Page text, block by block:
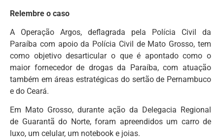
Relembre o caso
A Operação Argos, deflagrada pela Polícia Civil da
Paraíba com apoio da Polícia Civil de Mato Grosso, tem
como objetivo desarticular o que é apontado como o
maior fornecedor de drogas da Paraíba, com atuação
também em áreas estratégicas do sertão de Pernambuco
e do Ceará.
Em Mato Grosso, durante ação da Delegacia Regional
de Guarantã do Norte, foram apreendidos um carro de
luxo, um celular, um notebook e joias.